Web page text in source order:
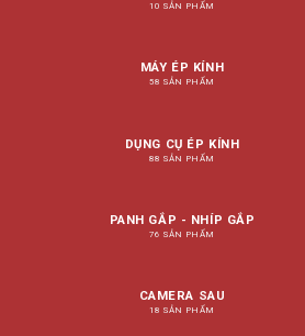
10 SẢN PHẨM
MÁY ÉP KÍNH
58 SẢN PHẨM
DỤNG CỤ ÉP KÍNH
88 SẢN PHẨM
PANH GẮP - NHÍP GẮP
76 SẢN PHẨM
CAMERA SAU
18 SẢN PHẨM